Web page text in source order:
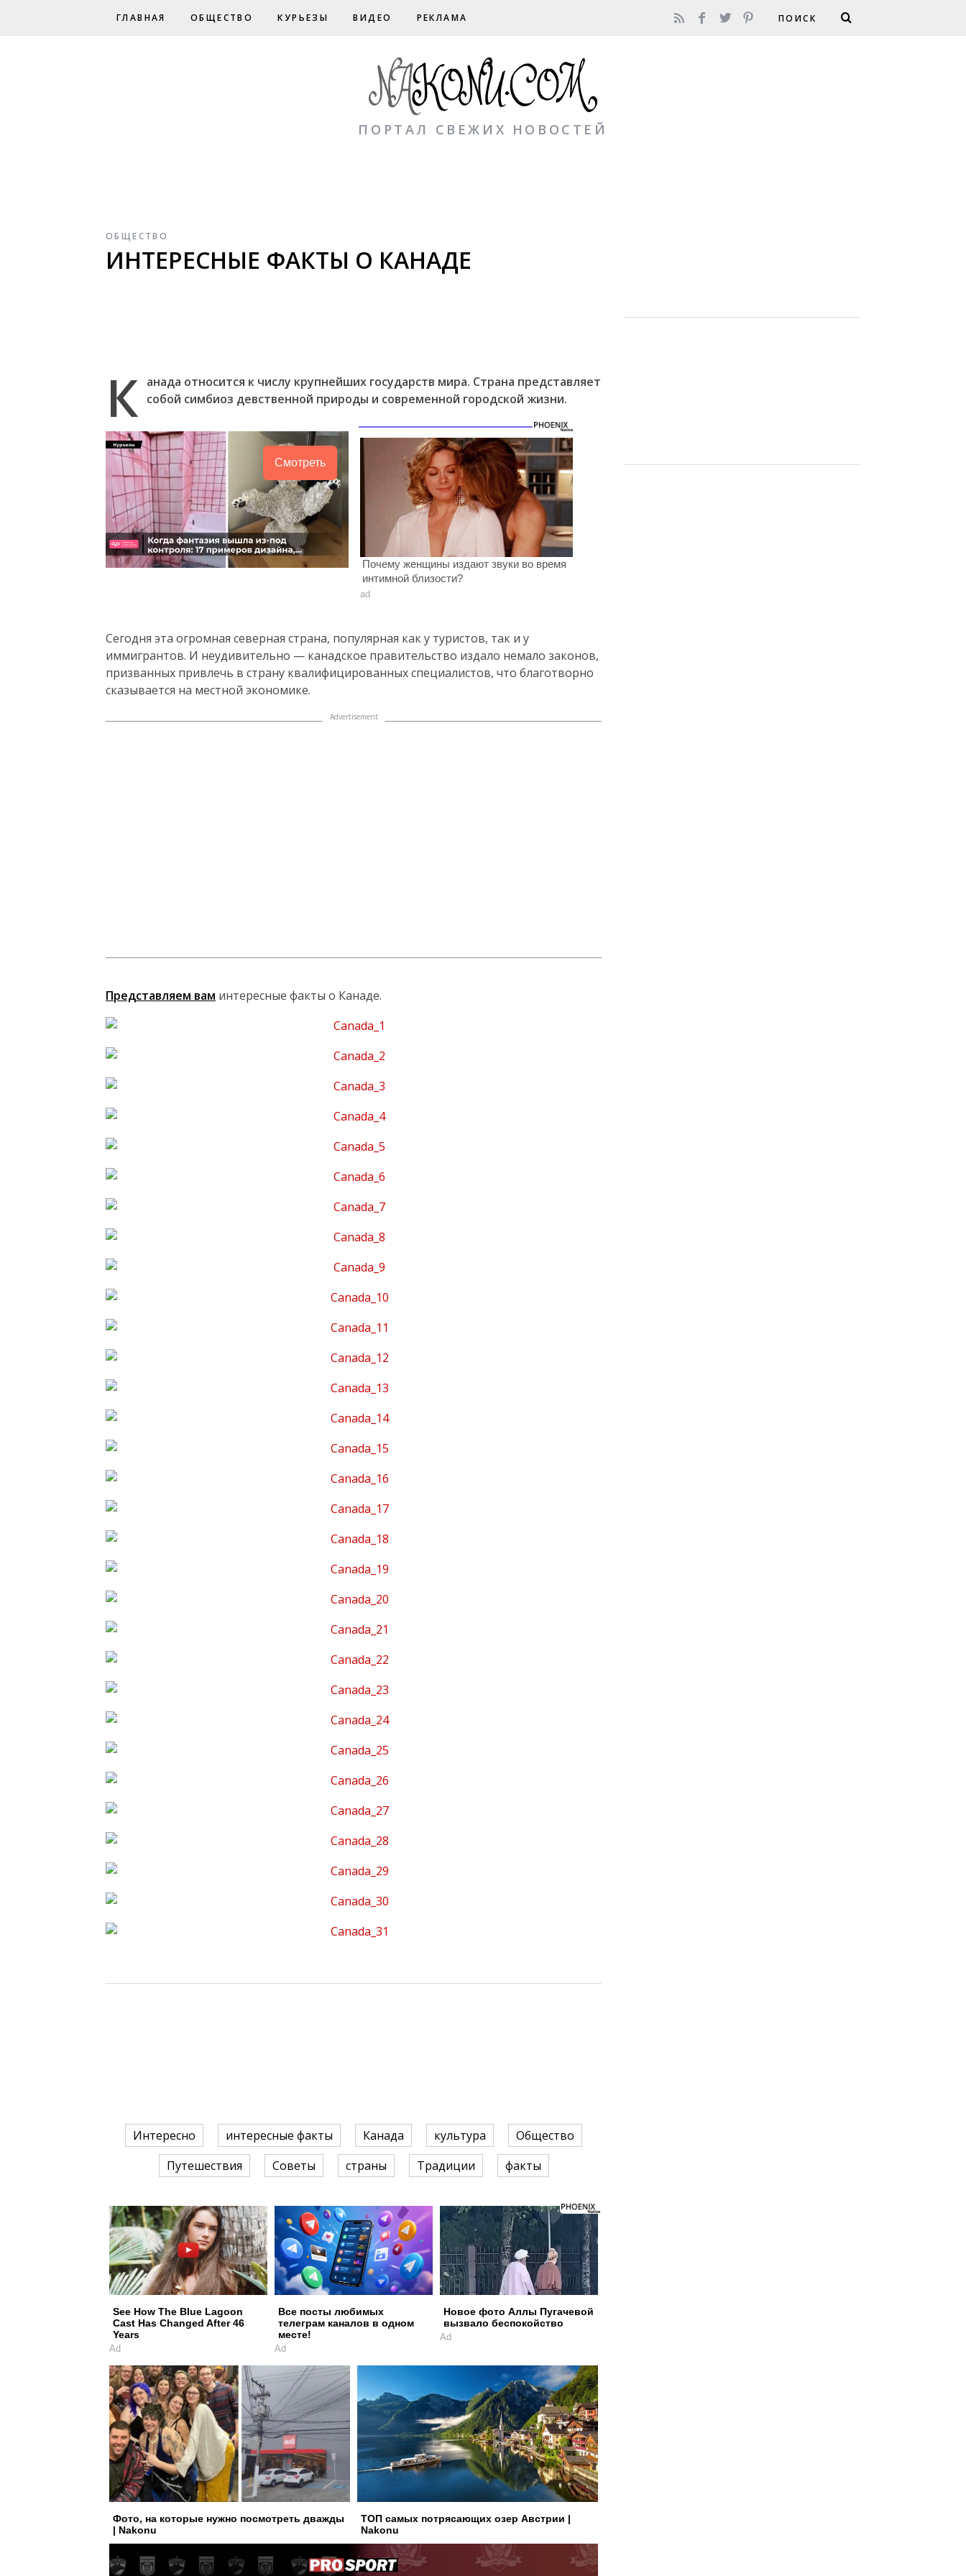
ГЛАВНАЯ ОБЩЕСТВО КУРЬЕЗЫ ВИДЕО РЕКЛАМА
ПОРТАЛ СВЕЖИХ НОВОСТЕЙ
ОБЩЕСТВО
ИНТЕРЕСНЫЕ ФАКТЫ О КАНАДЕ
К анада относится к числу крупнейших государств мира. Страна представляет
собой симбиоз девственной природы и современной городской жизни.
Смотреть
Следующее видео через Отмена
Почему женщины издают звуки во время
интимной близости?
ad
Сегодня эта огромная северная страна, популярная как у туристов, так и у
иммигрантов. И неудивительно — канадское правительство издало немало законов,
призванных привлечь в страну квалифицированных специалистов, что благотворно
сказывается на местной экономике.
Представляем вам интересные факты о Канаде.
Интересно интересные факты Канада культура
Общество
Путешествия
Советы страны Традиции факты
See How The Blue Lagoon
Cast Has Changed After 46
Years
Ad
Все посты любимых
телеграм каналов в одном
месте!
Ad
Новое фото Аллы Пугачевой
вызвало беспокойство
Ad
Фото, на которые нужно посмотреть дважды
| Nakonu
ТОП самых потрясающих озер Австрии |
Nakonu